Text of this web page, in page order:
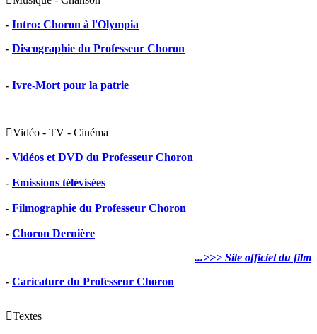
- Intro: Choron à l'Olympia
- Discographie du Professeur Choron
- Ivre-Mort pour la patrie
Vidéo - TV - Cinéma
- Vidéos et DVD du Professeur Choron
- Emissions télévisées
- Filmographie du Professeur Choron
- Choron Dernière
...>>> Site officiel du film
- Caricature du Professeur Choron
Textes